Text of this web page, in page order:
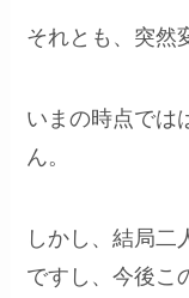
それとも、突然
いまの時点では
ん。
しかし、結局二
ですし、今後こ